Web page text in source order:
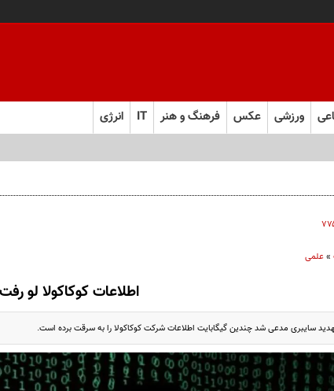
ورزشی عکس فرهنگ و هنر IT انرژی
شدند
»علمی
اطلاعات کوکاکولا لو رفت
سایبری مدعی شد چندین گیگابایت اطلاعات شرکت کوکاکولا را به سرقت برده است.